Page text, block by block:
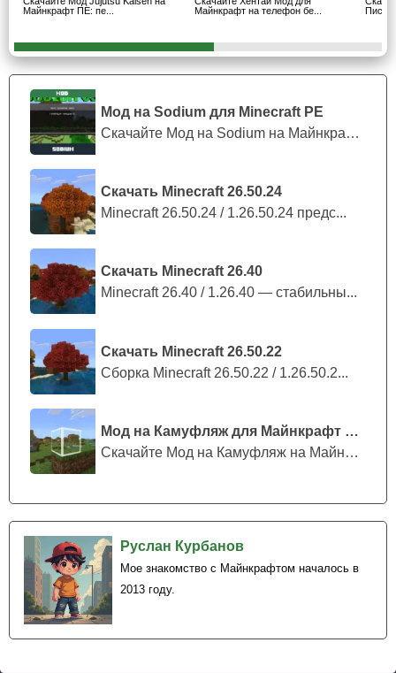
Мод на Sodium для Minecraft PE
Скачайте Мод на Sodium на Майнкрафт П...
Скачать Minecraft 26.50.24
Minecraft 26.50.24 / 1.26.50.24 предс...
Скачать Minecraft 26.40
Minecraft 26.40 / 1.26.40 — стабильны...
Скачать Minecraft 26.50.22
Сборка Minecraft 26.50.22 / 1.26.50.2...
Мод на Камуфляж для Майнкрафт ПЕ
Скачайте Мод на Камуфляж на Майнкрафт...
Руслан Курбанов
Мое знакомство с Майнкрафтом началось в
2013 году.
В случае если игроку в моде на тянок для Minecraft
PE будет не хватать женского тепла, то он может
вступить в отношения. Для того чтобы это сделать ему
понадобится выбрать себе даму сердца и начать за ней
ухаживать. После того как Стив подарит ей несколько
букетов, он может сделать ей предложение при помощи
кольца.
Вступив в отношения, игрок должен будет
оберегать даму своего сердца.
Майнкрафт ПЕ: пе...
Майнкрафт на телефон бе...
Пис